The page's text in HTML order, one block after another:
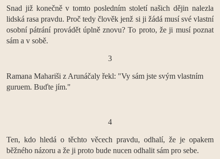
Snad již konečně v tomto posledním století našich dějin nalezla
lidská rasa pravdu. Proč tedy člověk jenž si ji žádá musí své vlastní
osobní pátrání provádět úplně znovu? To proto, že ji musí poznat
sám a v sobě.
3
Ramana Mahariši z Arunáčaly řekl: "Vy sám jste svým vlastním
guruem. Buďte jím."
4
Ten, kdo hledá o těchto věcech pravdu, odhalí, že je opakem
běžného názoru a že ji proto bude nucen odhalit sám pro sebe.